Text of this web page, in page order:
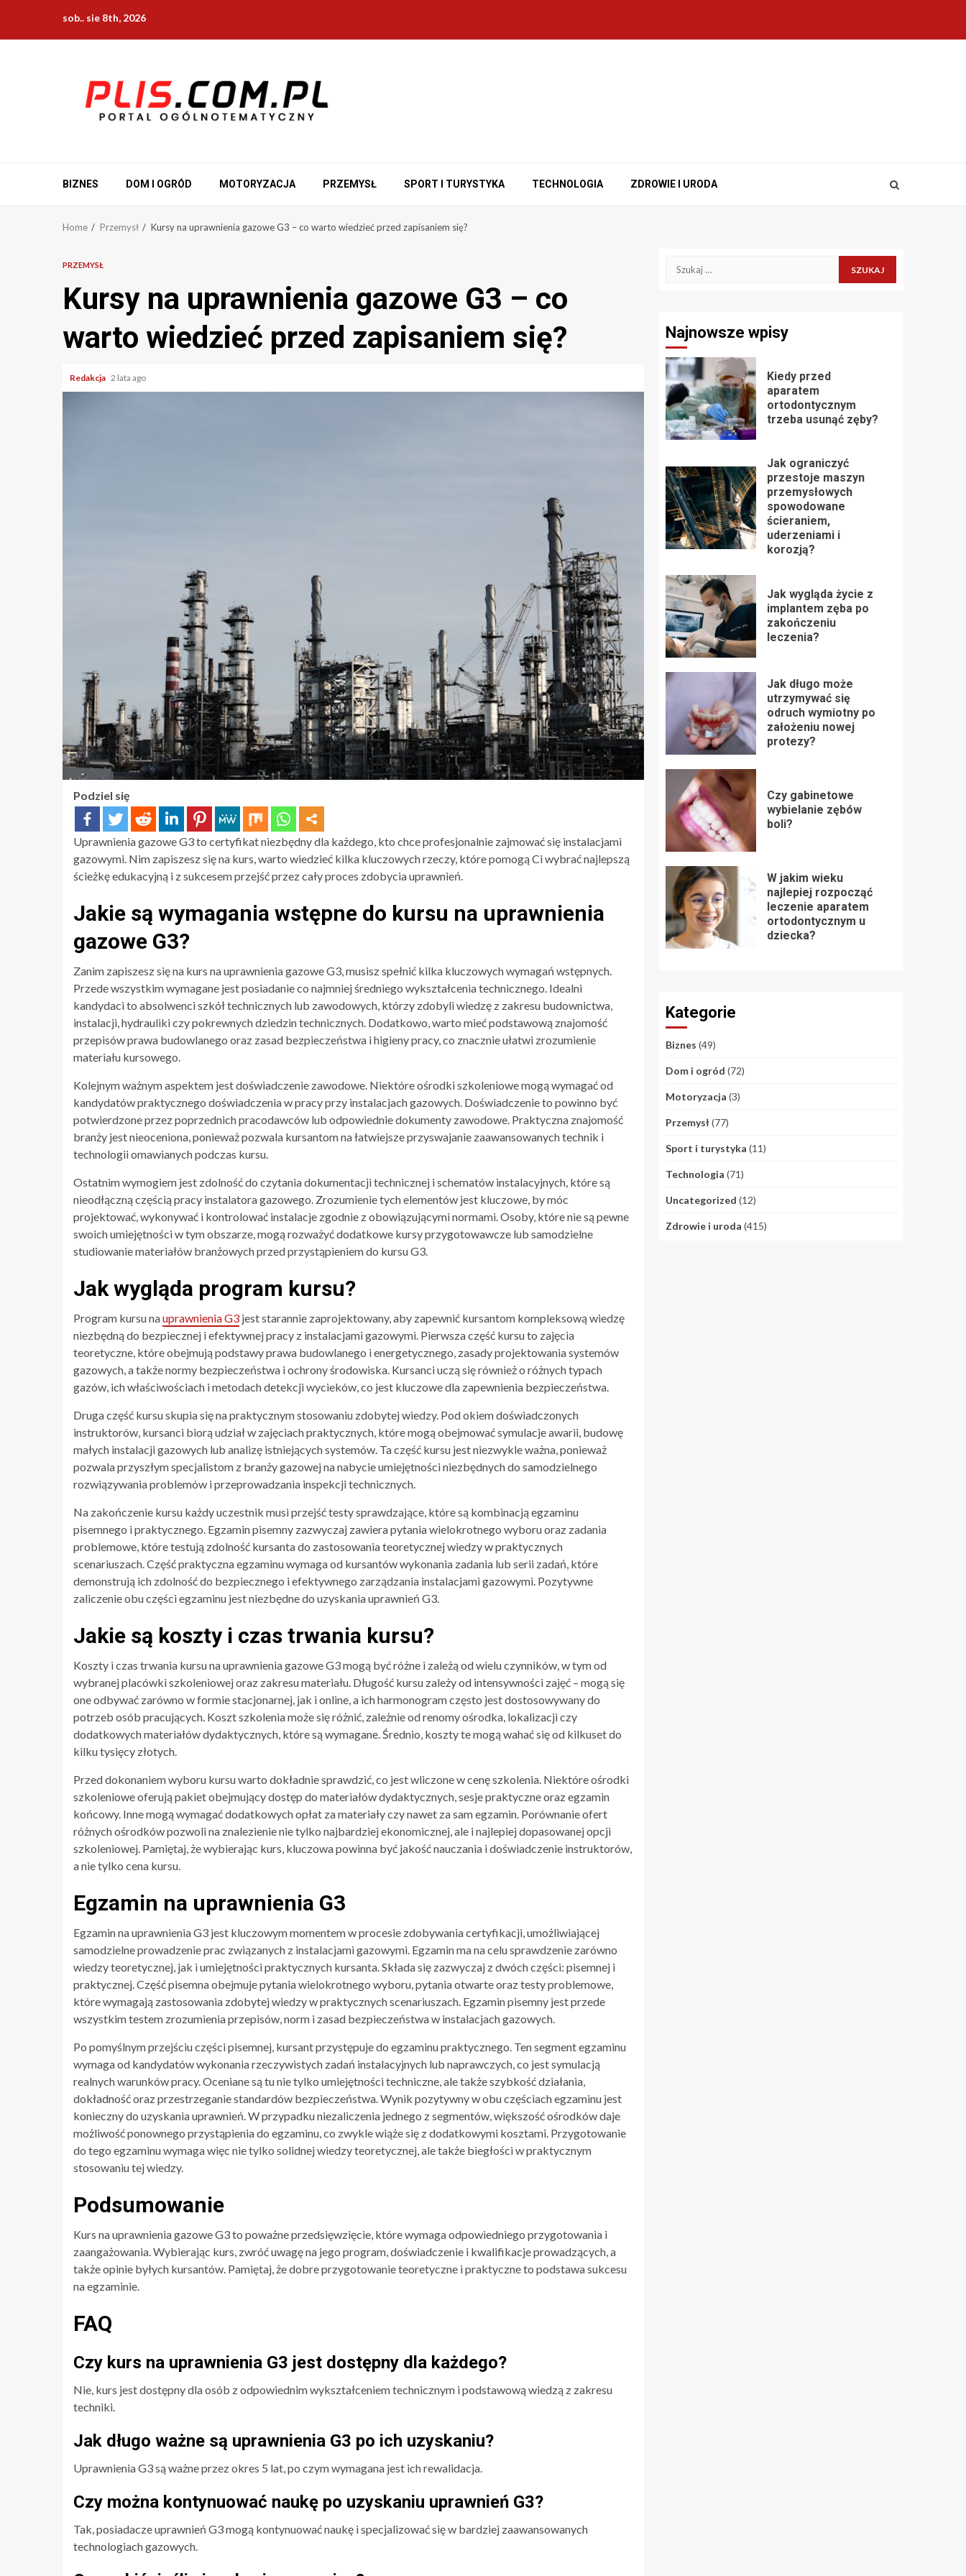
content
sob.. sie 8th, 2026
BIZNES DOM I OGRÓD MOTORYZACJA PRZEMYSŁ SPORT I TURYSTYKA TECHNOLOGIA ZDROWIE I URODA
Home Przemysł Kursy na uprawnienia gazowe G3 – co warto wiedzieć przed zapisaniem się?
PRZEMYSŁ
Kursy na uprawnienia gazowe G3 – co
warto wiedzieć przed zapisaniem się?
Redakcja 2 lata ago
Podziel się
Uprawnienia gazowe G3 to certyfikat niezbędny dla każdego, kto chce profesjonalnie zajmować się instalacjami
gazowymi. Nim zapiszesz się na kurs, warto wiedzieć kilka kluczowych rzeczy, które pomogą Ci wybrać najlepszą
ścieżkę edukacyjną i z sukcesem przejść przez cały proces zdobycia uprawnień.
Jakie są wymagania wstępne do kursu na uprawnienia
gazowe G3?
Zanim zapiszesz się na kurs na uprawnienia gazowe G3, musisz spełnić kilka kluczowych wymagań wstępnych.
Przede wszystkim wymagane jest posiadanie co najmniej średniego wykształcenia technicznego. Idealni
kandydaci to absolwenci szkół technicznych lub zawodowych, którzy zdobyli wiedzę z zakresu budownictwa,
instalacji, hydrauliki czy pokrewnych dziedzin technicznych. Dodatkowo, warto mieć podstawową znajomość
przepisów prawa budowlanego oraz zasad bezpieczeństwa i higieny pracy, co znacznie ułatwi zrozumienie
materiału kursowego.
Kolejnym ważnym aspektem jest doświadczenie zawodowe. Niektóre ośrodki szkoleniowe mogą wymagać od
kandydatów praktycznego doświadczenia w pracy przy instalacjach gazowych. Doświadczenie to powinno być
potwierdzone przez poprzednich pracodawców lub odpowiednie dokumenty zawodowe. Praktyczna znajomość
branży jest nieoceniona, ponieważ pozwala kursantom na łatwiejsze przyswajanie zaawansowanych technik i
technologii omawianych podczas kursu.
Ostatnim wymogiem jest zdolność do czytania dokumentacji technicznej i schematów instalacyjnych, które są
nieodłączną częścią pracy instalatora gazowego. Zrozumienie tych elementów jest kluczowe, by móc
projektować, wykonywać i kontrolować instalacje zgodnie z obowiązującymi normami. Osoby, które nie są pewne
swoich umiejętności w tym obszarze, mogą rozważyć dodatkowe kursy przygotowawcze lub samodzielne
studiowanie materiałów branżowych przed przystąpieniem do kursu G3.
Jak wygląda program kursu?
Program kursu nauprawnienia G3 jest starannie zaprojektowany, aby zapewnić kursantom kompleksową wiedzę
niezbędną do bezpiecznej i efektywnej pracy z instalacjami gazowymi. Pierwsza część kursu to zajęcia
teoretyczne, które obejmują podstawy prawa budowlanego i energetycznego, zasady projektowania systemów
gazowych, a także normy bezpieczeństwa i ochrony środowiska. Kursanci uczą się również o różnych typach
gazów, ich właściwościach i metodach detekcji wycieków, co jest kluczowe dla zapewnienia bezpieczeństwa.
Druga część kursu skupia się na praktycznym stosowaniu zdobytej wiedzy. Pod okiem doświadczonych
instruktorów, kursanci biorą udział w zajęciach praktycznych, które mogą obejmować symulacje awarii, budowę
małych instalacji gazowych lub analizę istniejących systemów. Ta część kursu jest niezwykle ważna, ponieważ
pozwala przyszłym specjalistom z branży gazowej na nabycie umiejętności niezbędnych do samodzielnego
rozwiązywania problemów i przeprowadzania inspekcji technicznych.
Na zakończenie kursu każdy uczestnik musi przejść testy sprawdzające, które są kombinacją egzaminu
pisemnego i praktycznego. Egzamin pisemny zazwyczaj zawiera pytania wielokrotnego wyboru oraz zadania
problemowe, które testują zdolność kursanta do zastosowania teoretycznej wiedzy w praktycznych
scenariuszach. Część praktyczna egzaminu wymaga od kursantów wykonania zadania lub serii zadań, które
demonstrują ich zdolność do bezpiecznego i efektywnego zarządzania instalacjami gazowymi. Pozytywne
zaliczenie obu części egzaminu jest niezbędne do uzyskania uprawnień G3.
Jakie są koszty i czas trwania kursu?
Koszty i czas trwania kursu na uprawnienia gazowe G3 mogą być różne i zależą od wielu czynników, w tym od
wybranej placówki szkoleniowej oraz zakresu materiału. Długość kursu zależy od intensywności zajęć – mogą się
one odbywać zarówno w formie stacjonarnej, jak i online, a ich harmonogram często jest dostosowywany do
potrzeb osób pracujących. Koszt szkolenia może się różnić, zależnie od renomy ośrodka, lokalizacji czy
dodatkowych materiałów dydaktycznych, które są wymagane. Średnio, koszty te mogą wahać się od kilkuset do
kilku tysięcy złotych.
Przed dokonaniem wyboru kursu warto dokładnie sprawdzić, co jest wliczone w cenę szkolenia. Niektóre ośrodki
szkoleniowe oferują pakiet obejmujący dostęp do materiałów dydaktycznych, sesje praktyczne oraz egzamin
końcowy. Inne mogą wymagać dodatkowych opłat za materiały czy nawet za sam egzamin. Porównanie ofert
różnych ośrodków pozwoli na znalezienie nie tylko najbardziej ekonomicznej, ale i najlepiej dopasowanej opcji
szkoleniowej. Pamiętaj, że wybierając kurs, kluczowa powinna być jakość nauczania i doświadczenie instruktorów,
a nie tylko cena kursu.
Egzamin na uprawnienia G3
Egzamin na uprawnienia G3 jest kluczowym momentem w procesie zdobywania certyfikacji, umożliwiającej
samodzielne prowadzenie prac związanych z instalacjami gazowymi. Egzamin ma na celu sprawdzenie zarówno
wiedzy teoretycznej, jak i umiejętności praktycznych kursanta. Składa się zazwyczaj z dwóch części: pisemnej i
praktycznej. Część pisemna obejmuje pytania wielokrotnego wyboru, pytania otwarte oraz testy problemowe,
które wymagają zastosowania zdobytej wiedzy w praktycznych scenariuszach. Egzamin pisemny jest przede
wszystkim testem zrozumienia przepisów, norm i zasad bezpieczeństwa w instalacjach gazowych.
Po pomyślnym przejściu części pisemnej, kursant przystępuje do egzaminu praktycznego. Ten segment egzaminu
wymaga od kandydatów wykonania rzeczywistych zadań instalacyjnych lub naprawczych, co jest symulacją
realnych warunków pracy. Oceniane są tu nie tylko umiejętności techniczne, ale także szybkość działania,
dokładność oraz przestrzeganie standardów bezpieczeństwa. Wynik pozytywny w obu częściach egzaminu jest
konieczny do uzyskania uprawnień. W przypadku niezaliczenia jednego z segmentów, większość ośrodków daje
możliwość ponownego przystąpienia do egzaminu, co zwykle wiąże się z dodatkowymi kosztami. Przygotowanie
do tego egzaminu wymaga więc nie tylko solidnej wiedzy teoretycznej, ale także biegłości w praktycznym
stosowaniu tej wiedzy.
Podsumowanie
Kurs na uprawnienia gazowe G3 to poważne przedsięwzięcie, które wymaga odpowiedniego przygotowania i
zaangażowania. Wybierając kurs, zwróć uwagę na jego program, doświadczenie i kwalifikacje prowadzących, a
także opinie byłych kursantów. Pamiętaj, że dobre przygotowanie teoretyczne i praktyczne to podstawa sukcesu
na egzaminie.
FAQ
Czy kurs na uprawnienia G3 jest dostępny dla każdego?
Nie, kurs jest dostępny dla osób z odpowiednim wykształceniem technicznym i podstawową wiedzą z zakresu
techniki.
Jak długo ważne są uprawnienia G3 po ich uzyskaniu?
Uprawnienia G3 są ważne przez okres 5 lat, po czym wymagana jest ich rewalidacja.
Czy można kontynuować naukę po uzyskaniu uprawnień G3?
Tak, posiadacze uprawnień G3 mogą kontynuować naukę i specjalizować się w bardziej zaawansowanych
technologiach gazowych.
Szukaj:
Najnowsze wpisy
Kiedy przed
aparatem
ortodontycznym
trzeba usunąć zęby?
Jak ograniczyć
przestoje maszyn
przemysłowych
spowodowane
ścieraniem,
uderzeniami i
korozją?
Jak wygląda życie z
implantem zęba po
zakończeniu
leczenia?
Jak długo może
utrzymywać się
odruch wymiotny po
założeniu nowej
protezy?
Czy gabinetowe
wybielanie zębów
boli?
W jakim wieku
najlepiej rozpocząć
leczenie aparatem
ortodontycznym u
dziecka?
Kategorie
Biznes (49)
Dom i ogród (72)
Motoryzacja (3)
Przemysł(77)
Sport i turystyka (11)
Technologia (71)
Uncategorized (12)
Zdrowie i uroda (415)